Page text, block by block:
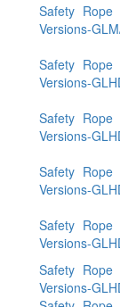
Safety Rope
Versions-
Safety Rope
Versions-
Safety Rope
Versions-
Safety Rope
Versions-
Safety Rope
Versions-
Safety Rope
Versions-